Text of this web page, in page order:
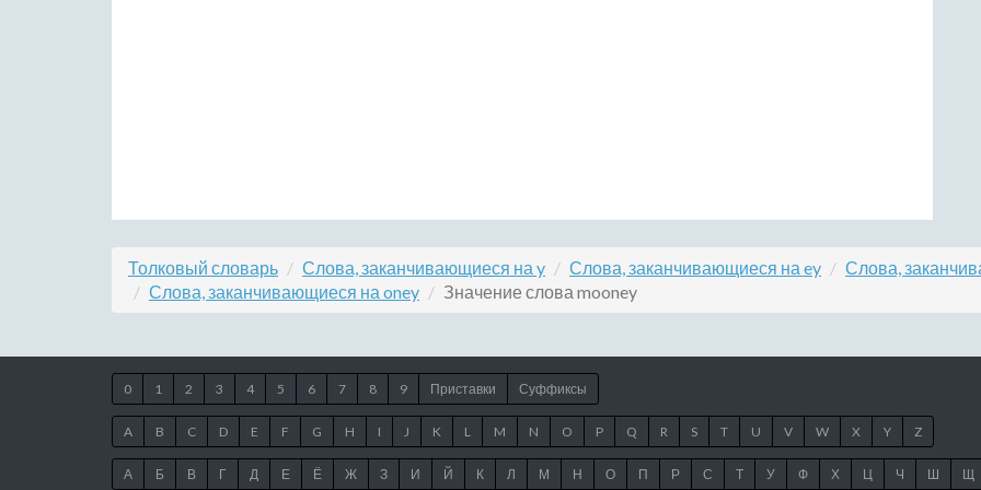
Толковый словарь Слова, заканчивающиеся на y Слова, заканчивающиеся на ey
Слова,
Слова, заканчивающиеся на oney
Значение слова mooney
0 1 2 3 4 5 6 7 8 9 Приставки Суффиксы
A B C D E F G H I J K L M N O P Q R S T U V W X Y Z
А Б В Г Д Е Ё Ж З И Й К Л М Н О П Р С Т У Ф Х Ц Ч Ш Щ